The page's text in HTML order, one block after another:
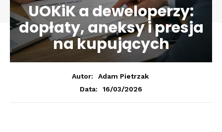
UOKiK a deweloperzy:
dopłaty, aneksy i presja
na kupujących
Autor:
Adam Pietrzak
Data:
16/03/2026